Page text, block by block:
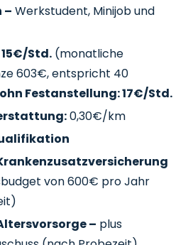
– Werkstudent, Minijob und
Std. (monatliche
603€, entspricht 40
Festanstellung: 17€/Std.
0,30€/km
von 600€ pro Jahr
– plus